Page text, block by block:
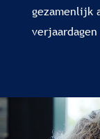
gezamenlijk
verjaardagen